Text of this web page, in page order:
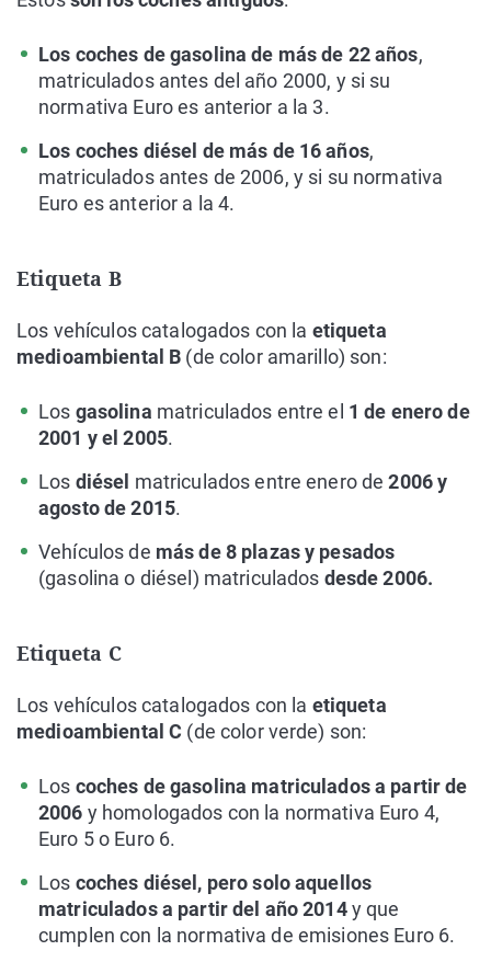
Los coches de gasolina de más de 22 años,
matriculados antes del año 2000, y si su
normativa Euro es anterior a la 3.
Los coches diésel de más de 16 años,
matriculados antes de 2006, y si su normativa
Euro es anterior a la 4.
Etiqueta B
Los vehículos catalogados con la etiqueta
medioambiental B (de color amarillo) son:
Los gasolina matriculados entre el 1 de enero de
2001 y el 2005.
Los diésel matriculados entre enero de2006 y
agosto de 2015.
Vehículos de más de 8 plazas y pesados
(gasolina o diésel) matriculados desde 2006.
Etiqueta C
Los vehículos catalogados con la etiqueta
medioambiental C (de color verde) son:
Los coches de gasolina matriculados a partir de
2006 y homologados con la normativa Euro 4,
Euro 5 o Euro 6.
Los coches diésel, pero solo aquellos
matriculados a partir del año 2014y que
cumplen con la normativa de emisiones Euro 6.